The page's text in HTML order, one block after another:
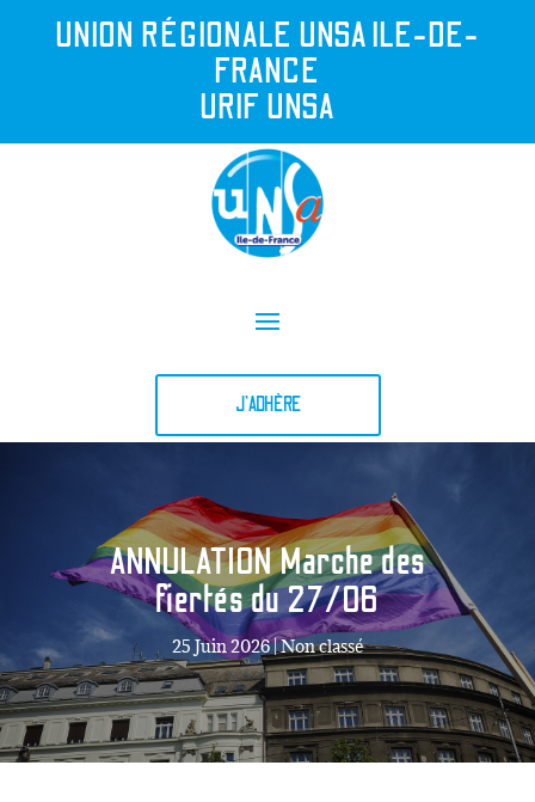
UNION RÉGIONALE UNSA ILE-DE-
FRANCE
URIF UNSA
J'ADHÈRE
ANNULATION Marche des
fiertés du 27/06
25 Juin 2026|Non classé